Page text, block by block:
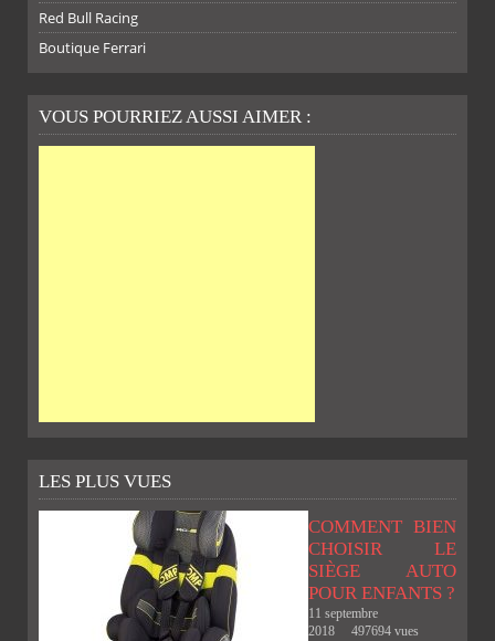
Red Bull Racing
Boutique Ferrari
VOUS POURRIEZ AUSSI AIMER :
LES PLUS VUES
COMMENT BIEN
CHOISIR LE
SIÈGE AUTO
POUR ENFANTS ?
11 septembre
2018
497694 vues